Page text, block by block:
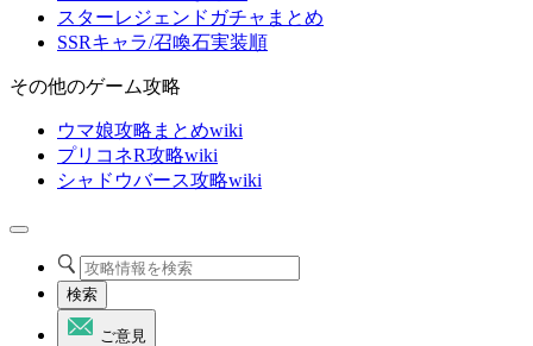
スターレジェンドガチャまとめ
SSRキャラ/召喚石実装順
その他のゲーム攻略
ウマ娘攻略まとめwiki
プリコネR攻略wiki
シャドウバース攻略wiki
検索
ご意見